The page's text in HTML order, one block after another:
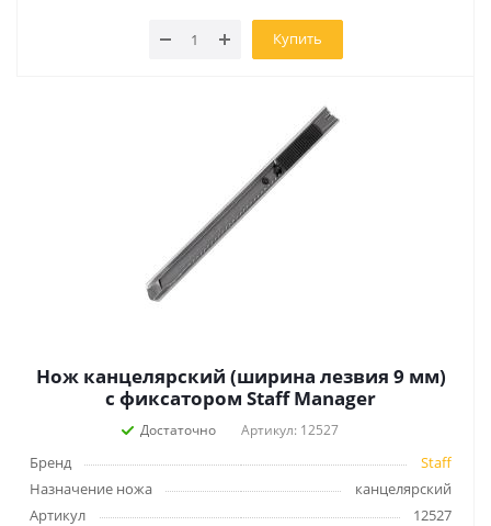
Купить
Нож канцелярский (ширина лезвия 9 мм)
с фиксатором Staff Manager
Достаточно Артикул: 12527
Бренд
Staff
Назначение ножа
канцелярский
Артикул
12527